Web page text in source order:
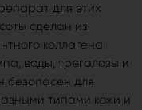
для этих
сделан из
коллагена
воды, трегалозы и
безопасен для
типами кожи и